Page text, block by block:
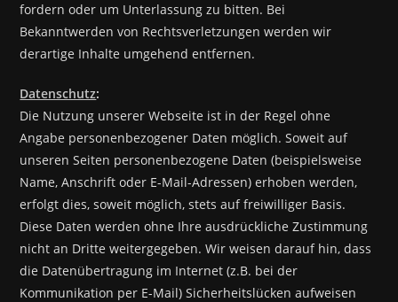
fordern oder um Unterlassung zu bitten. Bei
Bekanntwerden von Rechtsverletzungen werden wir
derartige Inhalte umgehend entfernen.
Datenschutz:
Die Nutzung unserer Webseite ist in der Regel ohne
Angabe personenbezogener Daten möglich. Soweit auf
unseren Seiten personenbezogene Daten (beispielsweise
Name, Anschrift oder E-Mail-Adressen) erhoben werden,
erfolgt dies, soweit möglich, stets auf freiwilliger Basis.
Diese Daten werden ohne Ihre ausdrückliche Zustimmung
nicht an Dritte weitergegeben. Wir weisen darauf hin, dass
die Datenübertragung im Internet (z.B. bei der
Kommunikation per E-Mail) Sicherheitslücken aufweisen